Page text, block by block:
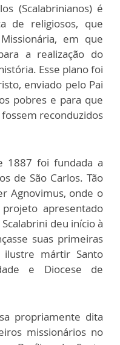
(Scalabrinianos) é
de religiosos, que
em que
a realização do
Esse plano foi
enviado pelo Pai
pobres e para que
reconduzidos
1887 foi fundada a
de São Carlos. Tão
Agnovimus, onde o
apresentado
deu início à
suas primeiras
mártir Santo
e Diocese de
propriamente dita
missionários no